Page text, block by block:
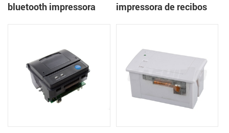
bluetooth impressora
impressora de recibos